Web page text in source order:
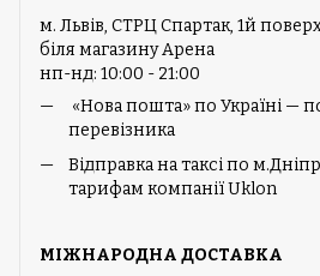
м. Львів, СТРЦ Спартак, 1й
біля магазину Арена
нп-нд: 10:00 - 21:00
«Нова пошта» по Україні —
перевізника
Відправка на таксі по
тарифам компанії Uklon
МІЖНАРОДНА ДОСТАВКА